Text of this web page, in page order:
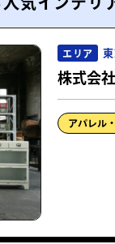
エリア
株式会
アパレル